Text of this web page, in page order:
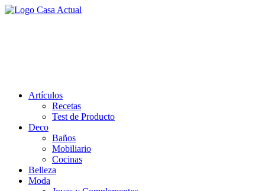
Saltar
Artículos
Recetas
Test de Producto
Deco
Baños
Mobiliario
Cocinas
Belleza
Moda